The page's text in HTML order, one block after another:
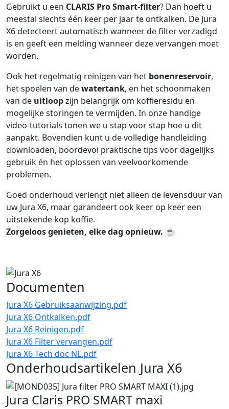
Gebruikt u een CLARIS Pro Smart-filter? Dan hoeft u
meestal slechts één keer per jaar te ontkalken. De Jura
X6 detecteert automatisch wanneer de filter verzadigd
is en geeft een melding wanneer deze vervangen moet
worden.
Ook het regelmatig reinigen van het bonenreservoir,
het spoelen van dewatertank, en het schoonmaken
van de uitloopzijn belangrijk om koffieresidu en
mogelijke storingen te vermijden. In onze handige
video-tutorials tonen we u stap voor stap hoe u dit
aanpakt. Bovendien kunt u de volledige handleiding
downloaden, boordevol praktische tips voor dagelijks
gebruik én het oplossen van veelvoorkomende
problemen.
Goed onderhoud verlengt niet alleen de levensduur van
uw Jura X6, maar garandeert ook keer op keer een
uitstekende kop koffie.
Zorgeloos genieten, elke dag opnieuw. ☕
Documenten
Jura X6 Gebruiksaanwijzing.pdf
Jura X6 Ontkalken.pdf
Jura X6 Reinigen.pdf
Jura X6 Filter vervangen.pdf
Jura X6 Tech doc NL.pdf
Onderhoudsartikelen Jura X6
Jura Claris PRO SMART maxi